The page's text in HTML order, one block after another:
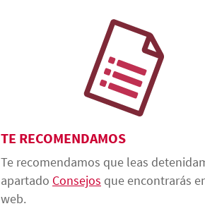
TE RECOMENDAMOS
Te recomendamos que leas
apartado Consejos que encontrarás
web.